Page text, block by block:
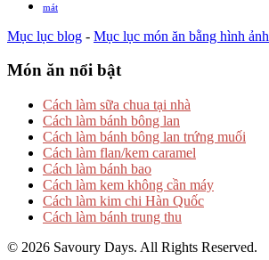
mát
Mục lục blog - Mục lục món ăn bằng hình ảnh
Món ăn nổi bật
Cách làm sữa chua tại nhà
Cách làm bánh bông lan
Cách làm bánh bông lan trứng muối
Cách làm flan/kem caramel
Cách làm bánh bao
Cách làm kem không cần máy
Cách làm kim chi Hàn Quốc
Cách làm bánh trung thu
© 2026 Savoury Days. All Rights Reserved.